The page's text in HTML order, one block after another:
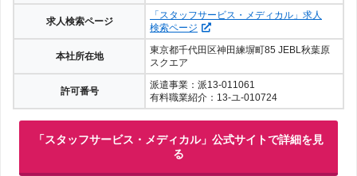
求人検索ページ
「スタッフサービス・メディカル」求人
検索ページ
本社所在地
東京都千代田区神田練塀町85 JEBL秋葉原
スクエア
許可番号
派遣事業：派13-011061
有料職業紹介：13-ユ-010724
「スタッフサービス・メディカル」公式サイトで詳細を見
る